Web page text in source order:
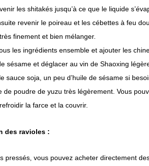
les shitakés jusqu’à ce que le liquide
revenir le poireau et les cébettes à feu
finement et bien mélanger.
les ingrédients ensemble et ajouter les
sésame et déglacer au vin de Shaoxing
sauce soja, un peu d’huile de sésame si
de poudre de yuzu très légèrement. Vous
la farce et la couvrir.
des ravioles :
pressés, vous pouvez acheter directement